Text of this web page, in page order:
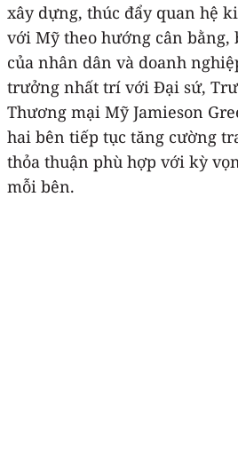
xây dựng, thúc đẩy quan hệ
với Mỹ theo hướng cân
của nhân dân và doanh
trưởng nhất trí với Đại sứ,
Thương mại Mỹ Jamieson
hai bên tiếp tục tăng cường
thỏa thuận phù hợp với kỳ
mỗi bên.